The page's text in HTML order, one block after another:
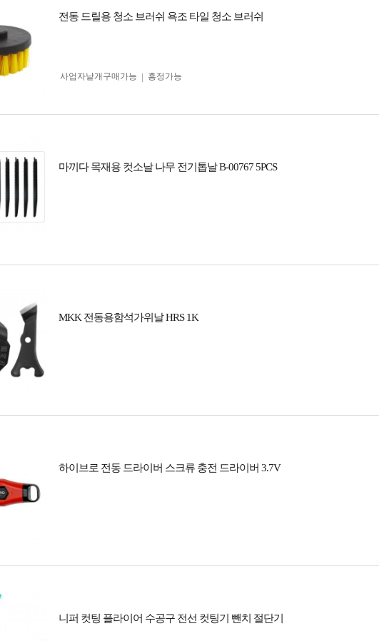
전동 드릴용 청소 브러쉬 욕조 타일 청소 브러쉬
사업자 낱개구매가능 흥정가능
마끼다 목재용 컷소날 나무 전기톱날 B-00767 5PCS
MKK 전동용함석가위날 HRS 1K
하이브로 전동 드라이버 스크류 충전 드라이버 3.7V
니퍼 컷팅 플라이어 수공구 전선 컷팅기 뺀치 절단기